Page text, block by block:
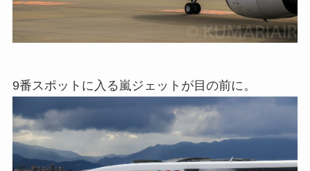
9番スポットに入る嵐ジェットが目の前に。